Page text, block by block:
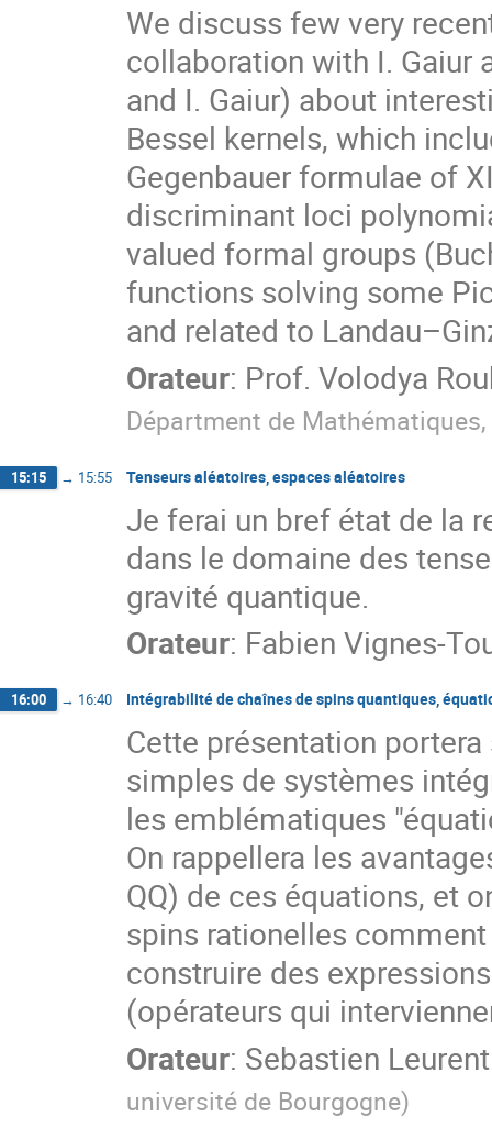
We discuss few very
collaboration with I. Gaiur
and I. Gaiur) about
Bessel kernels, which
Gegenbauer formulae of
discriminant loci
valued formal groups
functions solving some
and related to
Orateur: Prof. Volodya
Départment de
15:15 → 15:55 Tenseurs aléatoires, espaces aléatoires
Je ferai un bref état de la
dans le domaine des
gravité quantique.
Orateur: Fabien Vignes-
16:00 → 16:40 Intégrabilité de chaînes de spins quantiques,
Cette présentation
simples de systèmes
les emblématiques
On rappellera les
QQ) de ces équations, et
spins rationelles
construire des
(opérateurs qui
Orateur: Sebastien Leurent
université de Bourgogne)